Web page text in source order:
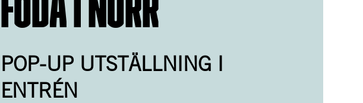
POP-UP UTSTÄLLNING I
ENTRÉN